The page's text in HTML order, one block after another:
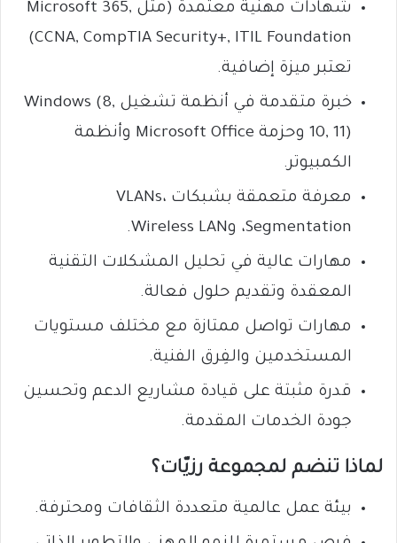
شهادات مهنية معتمدة (مثل Microsoft 365,
CCNA, CompTIA Security+, ITIL Foundation)
تعتبر ميزة إضافية.
خبرة متقدمة في أنظمة تشغيل Windows (8,
10, 11) وحزمة Microsoft Office وأنظمة
الكمبيوتر.
معرفة متعمقة بشبكات VLANs،
Segmentation، وWireless LAN.
مهارات عالية في تحليل المشكلات التقنية
المعقدة وتقديم حلول فعالة.
مهارات تواصل ممتازة مع مختلف مستويات
المستخدمين والفِرق الفنية.
قدرة مثبتة على قيادة مشاريع الدعم وتحسين
جودة الخدمات المقدمة.
لماذا تنضم لمجموعة رزيّات؟
بيئة عمل عالمية متعددة الثقافات ومحترفة.